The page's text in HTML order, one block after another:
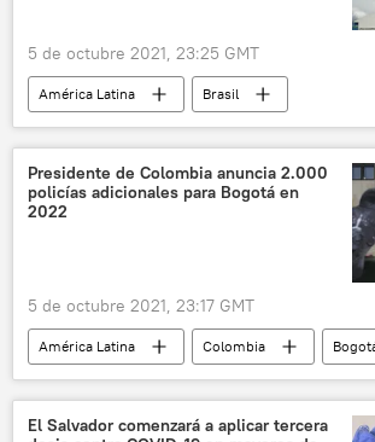
5 de octubre 2021, 23:25 GMT
América Latina
Brasil
Senado de Brasil
pandemia de
Presidente de Colombia anuncia 2.000
policías adicionales para Bogotá en
2022
5 de octubre 2021, 23:17 GMT
América Latina Colombia
Policía de Colombia
Iván Duque
El Salvador comenzará a aplicar tercera